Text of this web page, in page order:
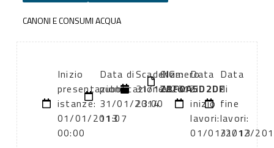
CANONI E CONSUMI ACQUA
Inizio
presentazione
istanze:
01/01/2013
00:00
Data di
pubblicazione:
31/01/2014
11:07
Scadenza:
31/12/2012
23:00
Numero
atto:
CIG:
ZBF0A5D2DF
Data
di
inizio
lavori:
01/01/2013
Data
di
fine
lavori:
31/12/